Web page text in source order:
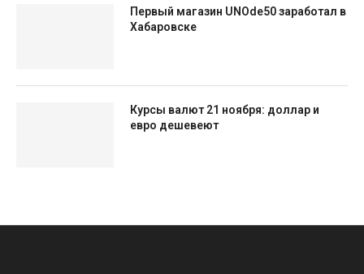
Первый магазин UNOde50 заработал в
Хабаровске
Курсы валют 21 ноября: доллар и
евро дешевеют